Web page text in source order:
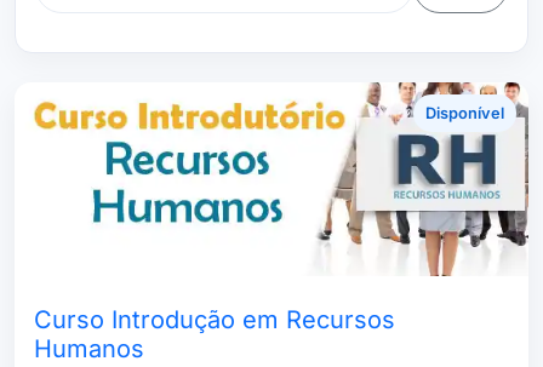
Disponível
Curso Introdução em Recursos
Humanos